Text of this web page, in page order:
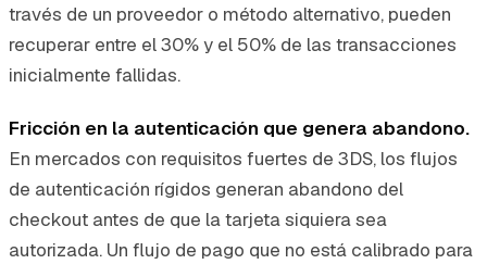
través de un proveedor o método alternativo, pueden
recuperar entre el 30% y el 50% de las transacciones
inicialmente fallidas.
Fricción en la autenticación que genera abandono.
En mercados con requisitos fuertes de 3DS, los flujos
de autenticación rígidos generan abandono del
checkout antes de que la tarjeta siquiera sea
autorizada. Un flujo de pago que no está calibrado para